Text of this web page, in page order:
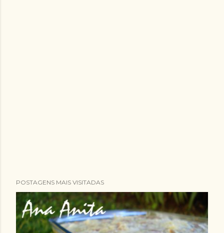
POSTAGENS MAIS VISITADAS